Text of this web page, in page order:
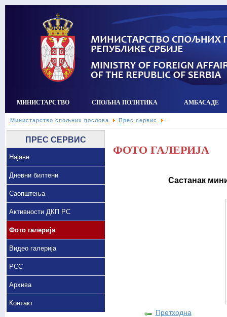
МИНИСТАРСТВО СПОЉНА ПОЛИТИКА АМБАСАДЕ
Министарство спољних послова Прес сервис
ПРЕС СЕРВИС
Најаве
Дневни билтени
Саопштења
Активности ДКП РС
Фото галерија
Видео галерија
РСС
Архива
Контакт
ФОТО ГАЛЕРИЈА
Састанак
Претходна